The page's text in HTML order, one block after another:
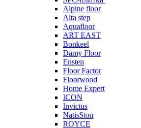
Alpine floor
Alta step
Aquafloor
ART EAST
Bonkeel
Damy Floor
Ensten
Floor Factor
Floorwood
Home Expert
ICON
Invictus
NatisSton
ROYCE